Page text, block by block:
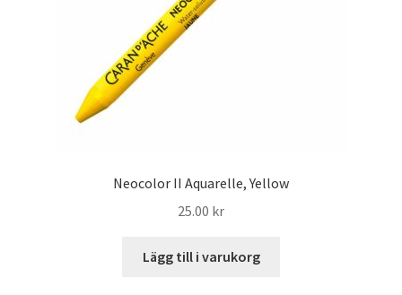
Neocolor II Aquarelle, Yellow
25.00 kr
Lägg till i varukorg